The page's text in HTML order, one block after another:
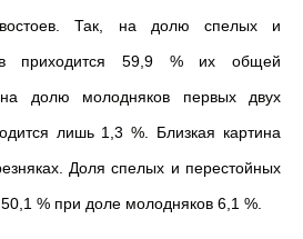
Так, на долю спелых и
приходится 59,9 % их общей
долю молодняков первых двух
лишь 1,3 %. Близкая картина
Доля спелых и перестойных
% при доле молодняков 6,1 %.